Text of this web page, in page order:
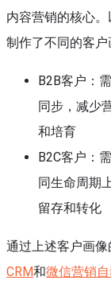
内容营销的核心
制作了不同的客户
B2B客户：
同步，减少
和培育
B2C客户：
同生命周期
留存和转化
通过上述客户画
CRM和微信营销